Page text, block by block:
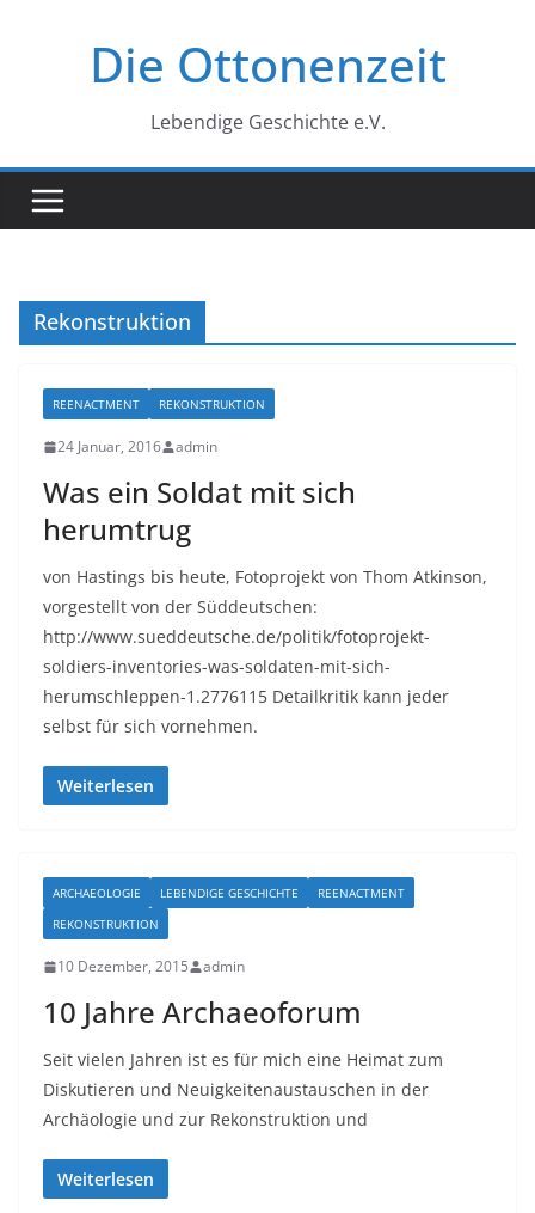
Die Ottonenzeit
Lebendige Geschichte e.V.
Rekonstruktion
REENACTMENT REKONSTRUKTION
24 Januar, 2016 admin
Was ein Soldat mit sich
herumtrug
von Hastings bis heute, Fotoprojekt von Thom Atkinson,
vorgestellt von der Süddeutschen:
http://www.sueddeutsche.de/politik/fotoprojekt-
soldiers-inventories-was-soldaten-mit-sich-
herumschleppen-1.2776115 Detailkritik kann jeder
selbst für sich vornehmen.
Weiterlesen
ARCHAEOLOGIE LEBENDIGE GESCHICHTE
REENACTMENT
REKONSTRUKTION
10 Dezember, 2015 admin
10 Jahre Archaeoforum
Seit vielen Jahren ist es für mich eine Heimat zum
Diskutieren und Neuigkeitenaustauschen in der
Archäologie und zur Rekonstruktion und
Weiterlesen